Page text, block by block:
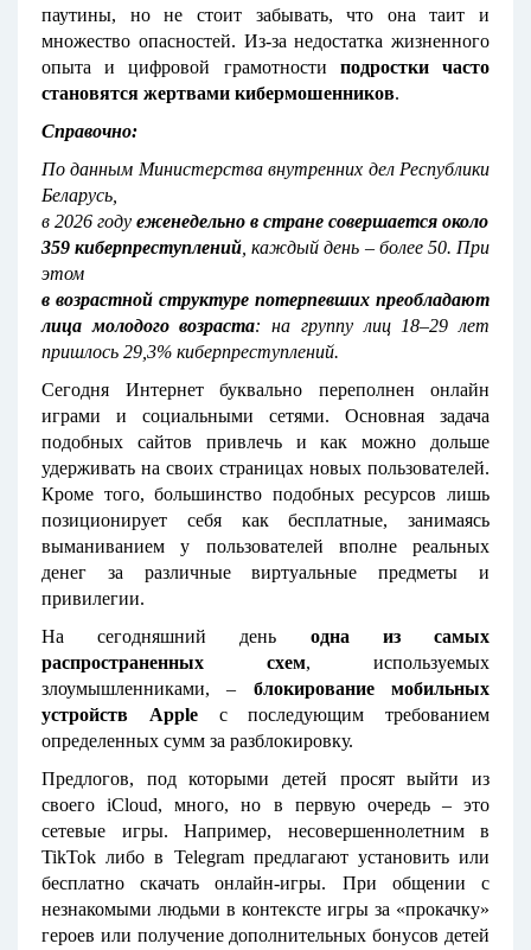
паутины, но не стоит забывать, что она таит и
множество опасностей. Из-за недостатка жизненного
опыта и цифровой грамотности подростки часто
становятся жертвами кибермошенников.
Справочно:
По данным Министерства внутренних дел Республики
Беларусь,
в 2026 году еженедельно в стране совершается около
359 киберпреступлений , каждый день – более 50. При
этом
в возрастной структуре потерпевших преобладают
лица молодого возраста: на группу лиц 18–29 лет
пришлось 29,3% киберпреступлений.
Сегодня Интернет буквально переполнен онлайн
играми и социальными сетями. Основная задача
подобных сайтов привлечь и как можно дольше
удерживать на своих страницах новых пользователей.
Кроме того, большинство подобных ресурсов лишь
позиционирует себя как бесплатные, занимаясь
выманиванием у пользователей вполне реальных
денег за различные виртуальные предметы и
привилегии.
На сегодняшний день одна из самых
распространенных схем, используемых
злоумышленниками, – блокирование мобильных
устройств Appleс последующим требованием
определенных сумм за разблокировку.
Предлогов, под которыми детей просят выйти из
своего iCloud, много, но в первую очередь – это
сетевые игры. Например, несовершеннолетним в
TikTok либо в Telegram предлагают установить или
бесплатно скачать онлайн-игры. При общении с
незнакомыми людьми в контексте игры за «прокачку»
героев или получение дополнительных бонусов детей